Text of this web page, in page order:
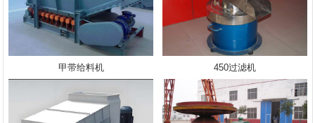
甲带给料机 450过滤机